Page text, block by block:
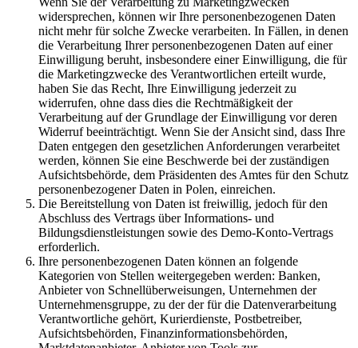
widersprechen, können wir Ihre personenbezogenen Daten
nicht mehr für solche Zwecke verarbeiten. In Fällen, in denen
die Verarbeitung Ihrer personenbezogenen Daten auf einer
Einwilligung beruht, insbesondere einer Einwilligung, die für
die Marketingzwecke des Verantwortlichen erteilt wurde,
haben Sie das Recht, Ihre Einwilligung jederzeit zu
widerrufen, ohne dass dies die Rechtmäßigkeit der
Verarbeitung auf der Grundlage der Einwilligung vor deren
Widerruf beeinträchtigt. Wenn Sie der Ansicht sind, dass Ihre
Daten entgegen den gesetzlichen Anforderungen verarbeitet
werden, können Sie eine Beschwerde bei der zuständigen
Aufsichtsbehörde, dem Präsidenten des Amtes für den Schutz
personenbezogener Daten in Polen, einreichen.
Die Bereitstellung von Daten ist freiwillig, jedoch für den
Abschluss des Vertrags über Informations- und
Bildungsdienstleistungen sowie des Demo-Konto-Vertrags
erforderlich.
Ihre personenbezogenen Daten können an folgende
Kategorien von Stellen weitergegeben werden: Banken,
Anbieter von Schnellüberweisungen, Unternehmen der
Unternehmensgruppe, zu der der für die Datenverarbeitung
Verantwortliche gehört, Kurierdienste, Postbetreiber,
Aufsichtsbehörden, Finanzinformationsbehörden,